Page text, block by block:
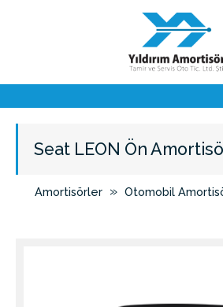
Seat LEON Ön
Amortisörler » Otomobil